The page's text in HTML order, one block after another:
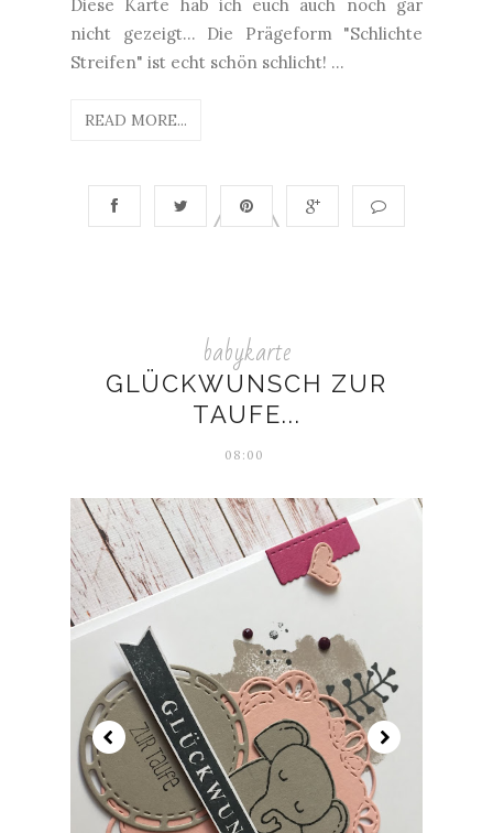
Diese Karte hab ich euch auch noch gar
nicht gezeigt... Die Prägeform "Schlichte
Streifen" ist echt schön schlicht! ...
READ MORE...
babykarte
GLÜCKWUNSCH ZUR
TAUFE...
08:00